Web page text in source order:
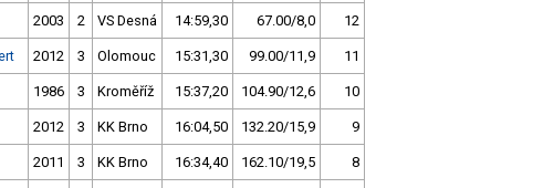
2003 2 VS Desná 14:59,30 67.00/8,0 12
2012 3 Olomouc 15:31,30 99.00/11,9 11
1986 3 Kroměříž 15:37,20 104.90/12,6 10
2012 3 KK Brno 16:04,50 132.20/15,9 9
2011 3 KK Brno 16:34,40 162.10/19,5 8